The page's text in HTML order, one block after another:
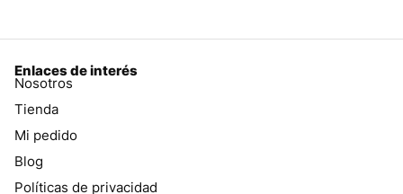
Enlaces de interés
Nosotros
Tienda
Mi pedido
Blog
Políticas de privacidad